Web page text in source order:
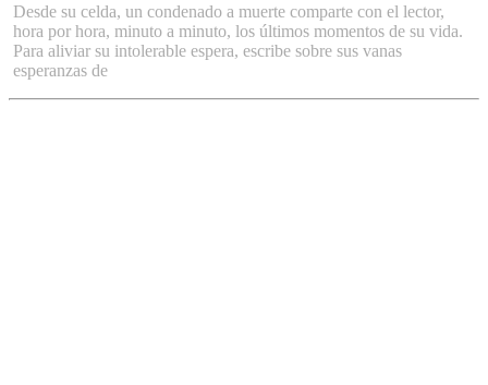
Desde su celda, un condenado a muerte comparte con el lector,
hora por hora, minuto a minuto, los últimos momentos de su vida.
Para aliviar su intolerable espera, escribe sobre sus vanas
esperanzas de